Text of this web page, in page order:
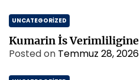
UNCATEGORIZED
Kumarin İs
Posted on Temmuz 28, 2026